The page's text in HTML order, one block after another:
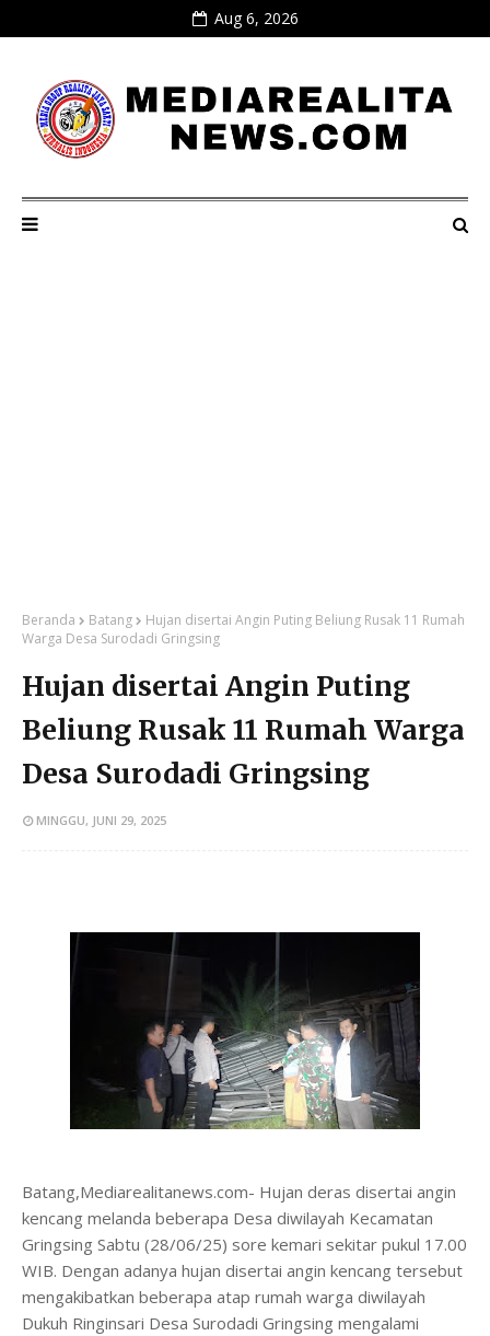
Aug 6, 2026
Beranda Batang
Hujan disertai Angin Puting Beliung Rusak 11 Rumah
Warga Desa Surodadi Gringsing
Hujan disertai Angin Puting
Beliung Rusak 11 Rumah Warga
Desa Surodadi Gringsing
MINGGU, JUNI 29, 2025
Batang,Mediarealitanews.com- Hujan deras disertai angin
kencang melanda beberapa Desa diwilayah Kecamatan
Gringsing Sabtu (28/06/25) sore kemari sekitar pukul 17.00
WIB. Dengan adanya hujan disertai angin kencang tersebut
mengakibatkan beberapa atap rumah warga diwilayah
Dukuh Ringinsari Desa Surodadi Gringsing mengalami